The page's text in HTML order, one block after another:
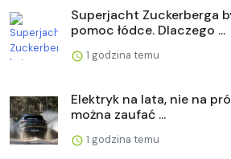
Superjacht Zuckerberga
pomoc łódce. Dlaczego ...
1 godzina temu
Elektryk na lata, nie na
można zaufać ...
1 godzina temu